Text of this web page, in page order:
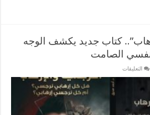
كتاب جديد يكشف الوجه
الصامت
التعليقات
والإرهاب”..
كتاب
جديد
يكشف